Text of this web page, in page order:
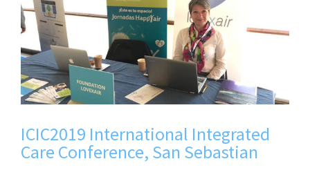
ICIC2019 International Integrated
Care Conference, San Sebastian